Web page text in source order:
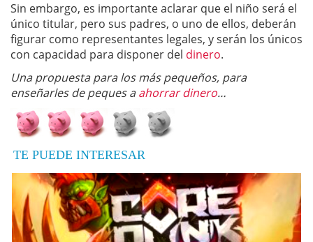
Sin embargo, es importante aclarar que el niño será el
único titular, pero sus padres, o uno de ellos, deberán
figurar como representantes legales, y serán los únicos
con capacidad para disponer del dinero.
Una propuesta para los más pequeños, para
enseñarles de peques aahorrar dinero…
TE PUEDE INTERESAR